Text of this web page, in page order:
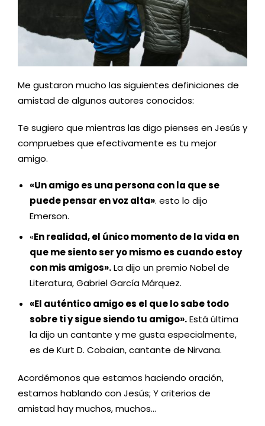
Me gustaron mucho las siguientes definiciones de
amistad de algunos autores conocidos:
Te sugiero que mientras las digo pienses en Jesús y
compruebes que efectivamente es tu mejor
amigo.
«Un amigo es una persona con la que se
puede pensar en voz alta». esto lo dijo
Emerson.
«En realidad, el único momento de la vida en
que me siento ser yo mismo es cuando estoy
con mis amigos».La dijo un premio Nobel de
Literatura, Gabriel García Márquez.
«El auténtico amigo es el que lo sabe todo
sobre ti y sigue siendo tu amigo».Está última
la dijo un cantante y me gusta especialmente,
es de Kurt D. Cobaian, cantante de Nirvana.
Acordémonos que estamos haciendo oración,
estamos hablando con Jesús; Y criterios de
amistad hay muchos, muchos…